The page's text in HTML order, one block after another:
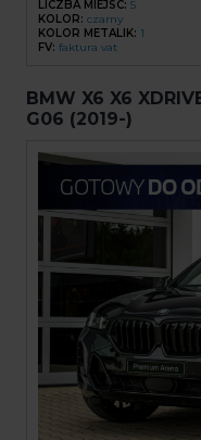
LICZBA MIEJSC: 5
KOLOR: czarny
KOLOR METALIK: 1
FV: faktura vat
BMW X6 X6
G06 (2019-)